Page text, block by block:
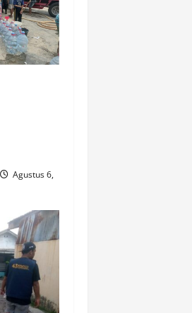
Agustus 6,